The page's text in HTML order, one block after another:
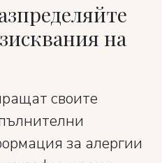
на
своите
за алергии